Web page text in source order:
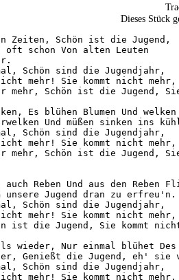
Dieses Stück
Zeiten, Schön ist die Jugend,
oft schon Von alten Leuten
Schön sind die Jugendjahr,
mehr! Sie kommt nicht mehr,
mehr, Schön ist die Jugend,
Es blühen Blumen Und
Und müßen sinken ins
Schön sind die Jugendjahr,
mehr! Sie kommt nicht mehr,
mehr, Schön ist die Jugend,
Reben Und aus den Reben
unsere Jugend dran zu erfreu'n.
Schön sind die Jugendjahr,
mehr! Sie kommt nicht
ist die Jugend, Sie kommt
wieder, Nur einmal blühet Des
Genießt die Jugend, eh' sie
Schön sind die Jugendjahr,
mehr! Sie kommt nicht